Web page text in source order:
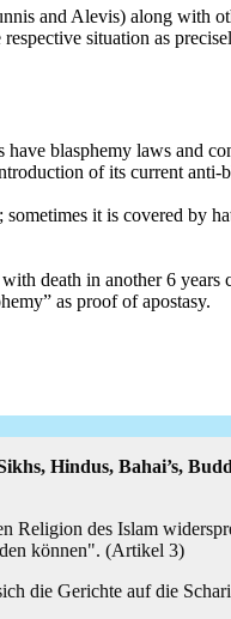
and Alevis) along with
situation as
blasphemy laws and
of its current anti-
it is covered by
death in another 6 years
as proof of apostasy.
Hindus, Bahai’s,
Religion des Islam
können". (Artikel 3)
die Gerichte auf die